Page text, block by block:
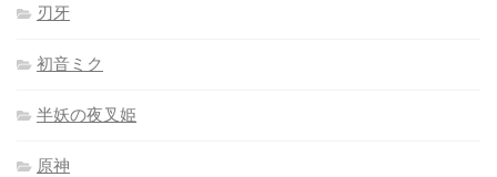
刃牙
初音ミク
半妖の夜叉姫
原神